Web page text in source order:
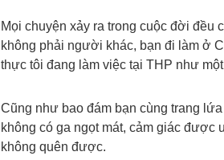
Mọi chuyện xảy ra trong cuộc đời
không phải người khác, bạn đi làm ở
thực tôi đang làm việc tại THP như
Cũng như bao đám bạn cùng trang
không có ga ngọt mát, cảm giác
không quên được.